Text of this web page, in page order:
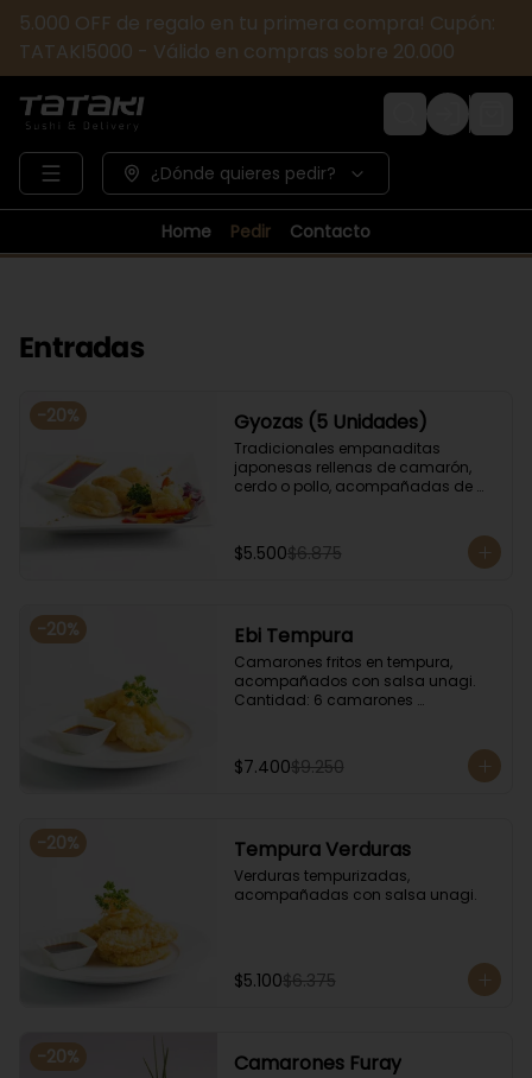
5.000 OFF de regalo en tu primera compra! Cupón:
TATAKI5000 - Válido en compras sobre 20.000
Login
¿Dónde quieres pedir?
Home Pedir Contacto
Entradas
-20% Gyozas (5 Unidades)
Tradicionales empanaditas
japonesas rellenas de camarón,
cerdo o pollo, acompañadas de
$5.500$6.875
-20% Ebi Tempura
Camarones fritos en tempura,
acompañados con salsa unagi.
Cantidad: 6 camarones
$7.400$9.250
-20% Tempura Verduras
Verduras tempurizadas,
acompañadas con salsa unagi.
$5.100$6.375
-20% Camarones Furay